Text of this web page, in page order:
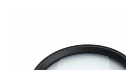
Barbatesti